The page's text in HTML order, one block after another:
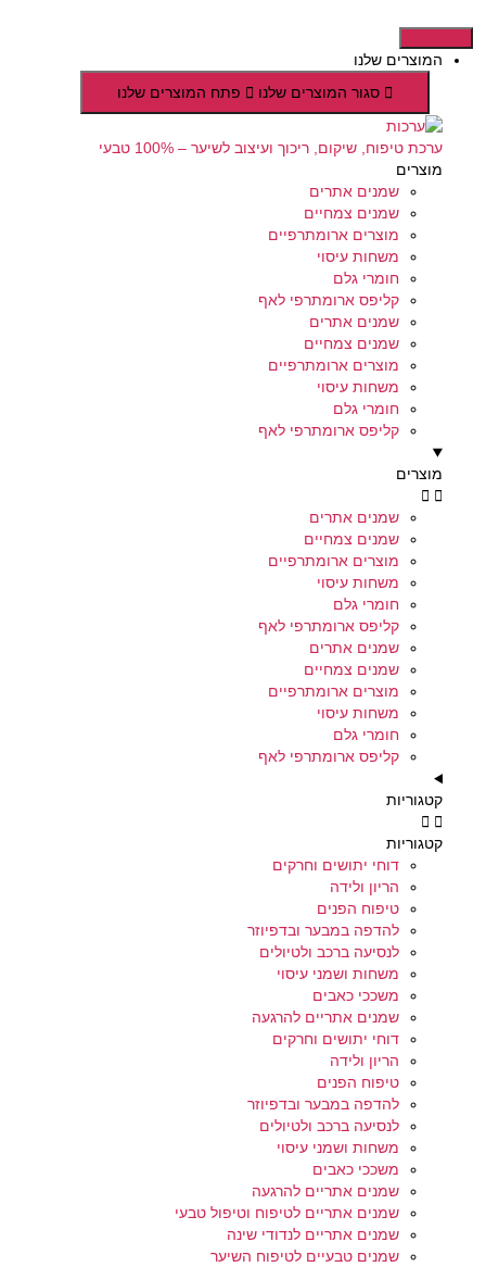
לתוכן
המוצרים שלנו
סגור המוצרים שלנו
פתח המוצרים שלנו
ערכת טיפוח, שיקום, ריכוך ועיצוב לשיער – 100% טבעי
מוצרים
שמנים אתרים
שמנים צמחיים
מוצרים ארומתרפיים
משחות עיסוי
חומרי גלם
קליפס ארומתרפי לאף
שמנים אתרים
שמנים צמחיים
מוצרים ארומתרפיים
משחות עיסוי
חומרי גלם
קליפס ארומתרפי לאף
מוצרים
שמנים אתרים
שמנים צמחיים
מוצרים ארומתרפיים
משחות עיסוי
חומרי גלם
קליפס ארומתרפי לאף
שמנים אתרים
שמנים צמחיים
מוצרים ארומתרפיים
משחות עיסוי
חומרי גלם
קליפס ארומתרפי לאף
קטגוריות
קטגוריות
דוחי יתושים וחרקים
הריון ולידה
טיפוח הפנים
להדפה במבער ובדפיוזר
לנסיעה ברכב ולטיולים
משחות ושמני עיסוי
משככי כאבים
שמנים אתריים להרגעה
דוחי יתושים וחרקים
הריון ולידה
טיפוח הפנים
להדפה במבער ובדפיוזר
לנסיעה ברכב ולטיולים
משחות ושמני עיסוי
משככי כאבים
שמנים אתריים להרגעה
שמנים אתריים לטיפוח וטיפול טבעי
שמנים אתריים לנדודי שינה
שמנים טבעיים לטיפוח השיער